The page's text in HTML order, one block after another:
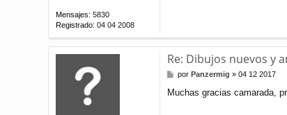
Mensajes: 5830
Registrado: 04 04 2008
Re: Dibujos nuevos y
M
n
por Panzermig »04 12 2017
Muchas gracias camarada,